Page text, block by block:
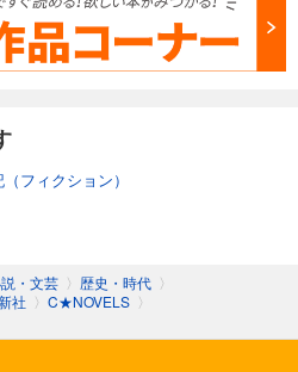
フィクション）
・文芸 〉 歴史・時代 〉
社 〉 C★NOVELS 〉